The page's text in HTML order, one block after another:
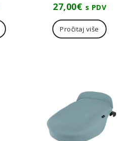
27,00€ s PDV
Pročitaj više